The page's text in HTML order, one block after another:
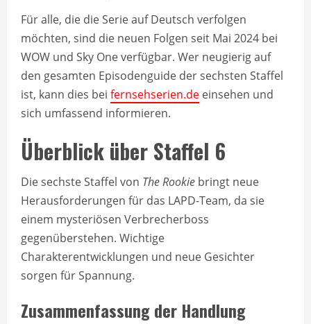
Für alle, die die Serie auf Deutsch verfolgen
möchten, sind die neuen Folgen seit Mai 2024 bei
WOW und Sky One verfügbar. Wer neugierig auf
den gesamten Episodenguide der sechsten Staffel
ist, kann dies bei fernsehserien.de einsehen und
sich umfassend informieren.
Überblick über Staffel 6
Die sechste Staffel von The Rookie bringt neue
Herausforderungen für das LAPD-Team, da sie
einem mysteriösen Verbrecherboss
gegenüberstehen. Wichtige
Charakterentwicklungen und neue Gesichter
sorgen für Spannung.
Zusammenfassung der Handlung